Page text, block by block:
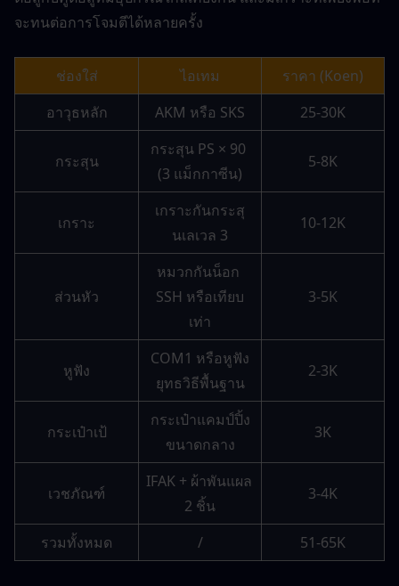
จะทนต่อการโจมตีได้หลายครั้ง
ช่องใส่ ไอเทม
ราคา (Koen)
อาวุธหลัก
AKM หรือ SKS 25-30K
กระสุน
กระสุน PS × 90
(3 แม็กกาซีน)
5-8K
เกราะ
เกราะกันกระสุ
นเลเวล 3
10-12K
ส่วนหัว
หมวกกันน็อก
SSH หรือเทียบ
เท่า
3-5K
หูฟัง
COM1 หรือหูฟัง
ยุทธวิธีพื้นฐาน
2-3K
กระเป๋าเป้
กระเป๋าแคมป์ปิ้ง
ขนาดกลาง
3K
เวชภัณฑ์
IFAK + ผ้าพันแผล
2 ชิ้น
3-4K
รวมทั้งหมด / 51-65K